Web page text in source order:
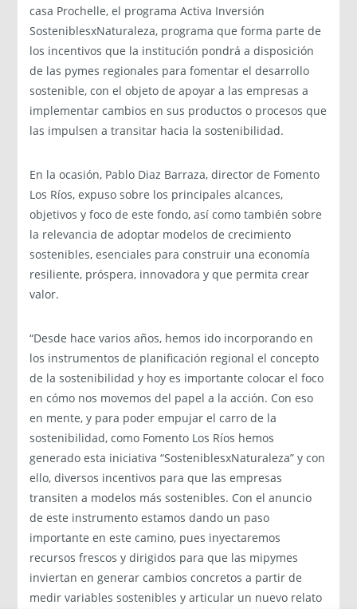
casa Prochelle, el programa Activa Inversión
SosteniblesxNaturaleza, programa que forma parte de
los incentivos que la institución pondrá a disposición
de las pymes regionales para fomentar el desarrollo
sostenible, con el objeto deapoyar a las empresas a
implementar cambios en sus productos o procesos que
las impulsen a transitar hacia la sostenibilidad.
En la ocasión, Pablo Diaz Barraza, director de Fomento
Los Ríos, expuso sobre los principales alcances,
objetivos y foco de este fondo, así como también sobre
la relevancia de adoptar modelos de crecimiento
sostenibles, esenciales para construir una economía
resiliente, próspera, innovadora y que permita crear
valor.
“Desde hace varios años, hemos ido incorporando en
los instrumentos de planificación regional el concepto
de la sostenibilidad y hoy es importante colocar el foco
en cómo nos movemos del papel a la acción. Con eso
en mente, y para poder empujar el carro de la
sostenibilidad, como Fomento Los Ríos hemos
generado esta iniciativa “SosteniblesxNaturaleza” y con
ello, diversos incentivos para que las empresas
transiten a modelos más sostenibles. Con el anuncio
de este instrumento estamos dando un paso
importante en este camino, pues inyectaremos
recursos frescos y dirigidos para que las mipymes
inviertan en generar cambios concretos a partir de
medir variables sostenibles y articular un nuevo relato